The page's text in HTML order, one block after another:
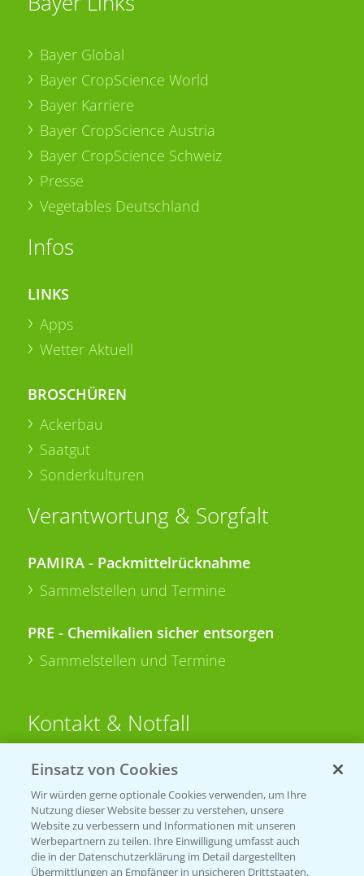
Bayer Global
Bayer CropScience World
Bayer Karriere
Bayer CropScience Austria
Bayer CropScience Schweiz
Presse
Vegetables Deutschland
Infos
LINKS
Apps
Wetter Aktuell
BROSCHÜREN
Ackerbau
Saatgut
Sonderkulturen
Verantwortung & Sorgfalt
PAMIRA - Packmittelrücknahme
Sammelstellen und Termine
PRE - Chemikalien sicher entsorgen
Sammelstellen und Termine
Kontakt & Notfall
Beratung auf WhatsApp
T.+49 (0)174 346 564 1
KONTAKT
Einsatz von Cookies
Wir würden gerne optionale Cookies verwenden, um Ihre
Nutzung dieser Website besser zu verstehen, unsere
Website zu verbessern und Informationen mit unseren
Werbepartnern zu teilen. Ihre Einwilligung umfasst auch
die in der Datenschutzerklärung im Detail dargestellten
Übermittlungen an Empfänger in unsicheren Drittstaaten,